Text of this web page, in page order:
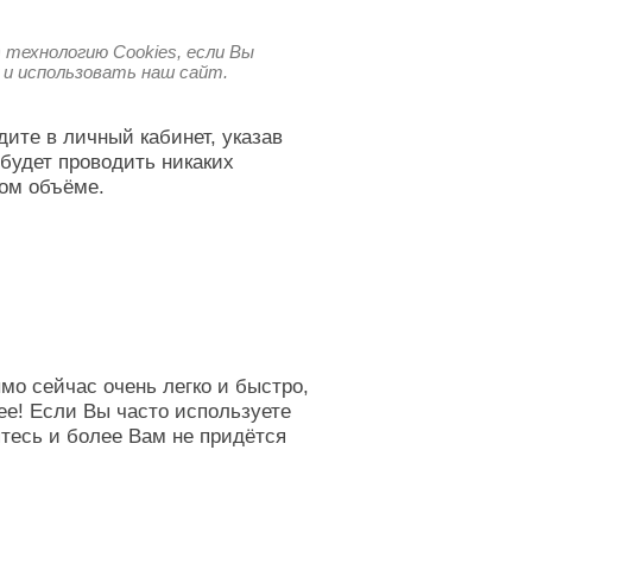
Cookies, если Вы
использовать наш сайт.
в личный кабинет, указав
проводить никаких
объёме.
сейчас очень легко и быстро,
Если Вы часто используете
и более Вам не придётся